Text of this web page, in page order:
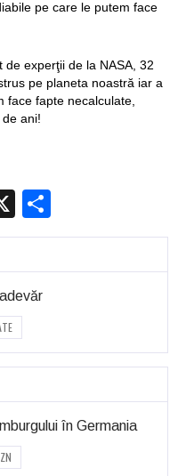
pe care le putem face
experţii de la NASA, 32
pe planeta noastră iar a
face fapte necalculate,
ani!
X
în Germania